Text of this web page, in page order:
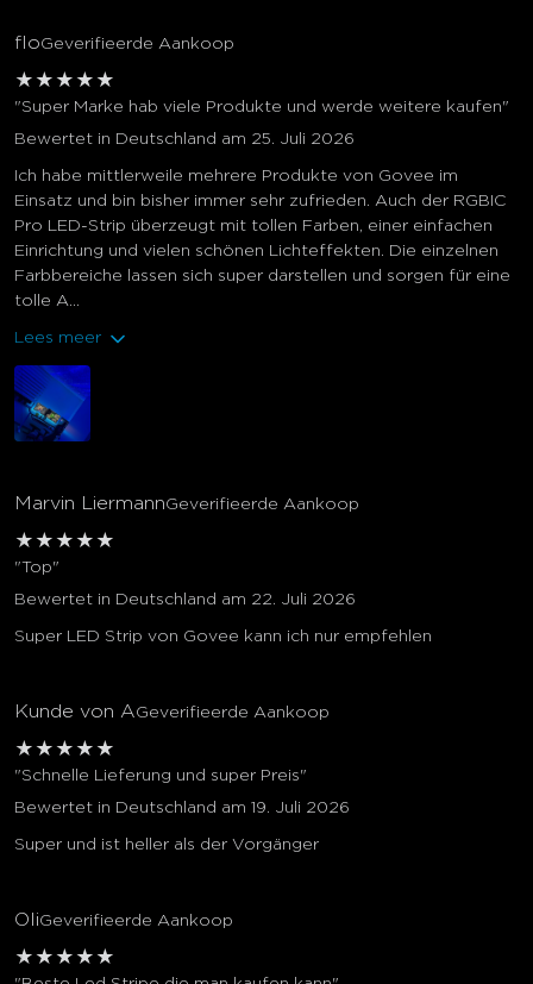
floGeverifieerde Aankoop
★ ★ ★ ★ ★
"Super Marke hab viele Produkte und werde weitere kaufen"
Bewertet in Deutschland am 25. Juli 2026
Ich habe mittlerweile mehrere Produkte von Govee im
Einsatz und bin bisher immer sehr zufrieden. Auch der RGBIC
Pro LED-Strip überzeugt mit tollen Farben, einer einfachen
Einrichtung und vielen schönen Lichteffekten. Die einzelnen
Farbbereiche lassen sich super darstellen und sorgen für eine
tolle A...
Lees meer
Marvin LiermannGeverifieerde Aankoop
★ ★ ★ ★ ★
"Top"
Bewertet in Deutschland am 22. Juli 2026
Super LED Strip von Govee kann ich nur empfehlen
Kunde von AGeverifieerde Aankoop
★ ★ ★ ★ ★
"Schnelle Lieferung und super Preis"
Bewertet in Deutschland am 19. Juli 2026
Super und ist heller als der Vorgänger
OliGeverifieerde Aankoop
★ ★ ★ ★ ★